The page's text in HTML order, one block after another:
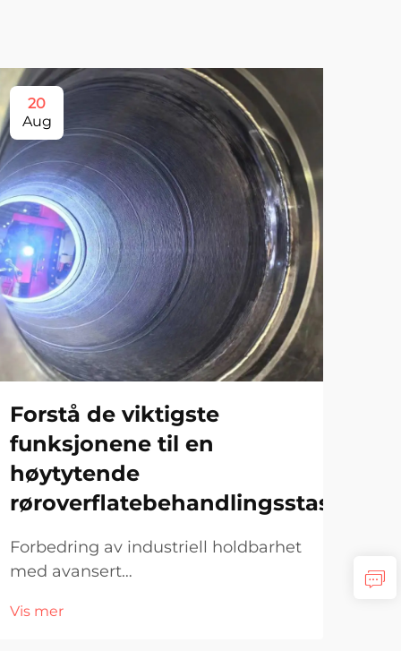
20
Aug
Forstå de viktigste
funksjonene til en
høytytende
røroverflatebehandlingsstasjon
Forbedring av industriell holdbarhet
med avansert
infrastruktur er stort avhengig av
Vis mer
Vis